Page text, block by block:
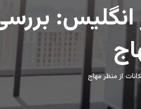
انگلیس:
از منظر مهاج